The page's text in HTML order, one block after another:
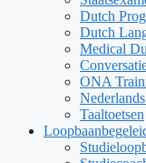
Dutch
Dutch
Medical
ONA
Taaltoetsen